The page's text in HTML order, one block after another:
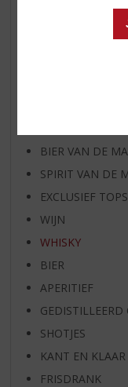
NIEUWE WHISKY
BIER VAN DE
SPIRIT VAN DE
EXCLUSIEF
WIJN
WHISKY
BIER
APERITIEF
GEDISTILLEERD
SHOTJES
KANT EN KLAAR
FRISDRANK